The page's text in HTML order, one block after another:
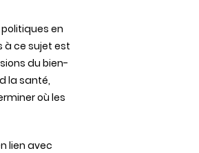
en
à ce sujet est
du bien-
la santé,
où les
lien avec